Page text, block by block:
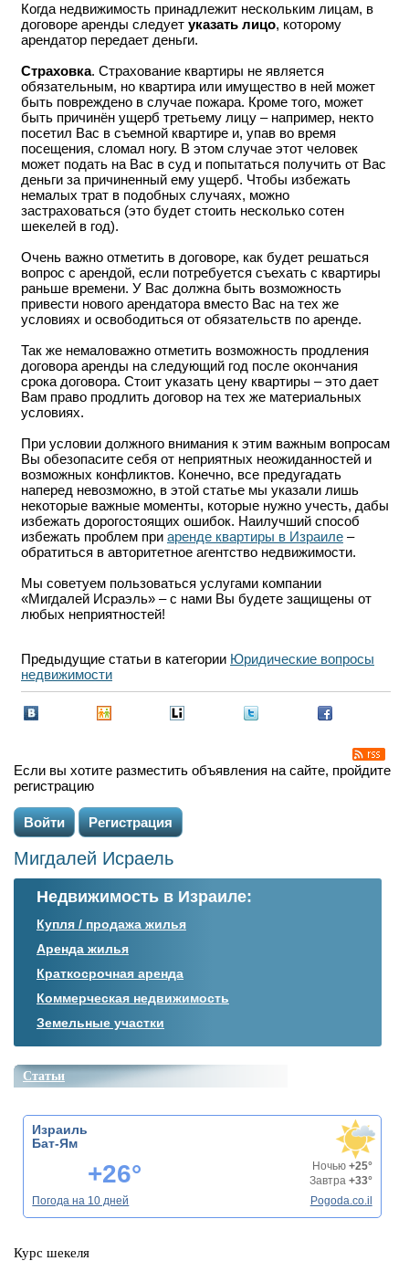
Когда недвижимость принадлежит нескольким лицам, в
договоре аренды следует указать лицо, которому
арендатор передает деньги.
Страховка. Страхование квартиры не является
обязательным, но квартира или имущество в ней может
быть повреждено в случае пожара. Кроме того, может
быть причинён ущерб третьему лицу – например, некто
посетил Вас в съемной квартире и, упав во время
посещения, сломал ногу. В этом случае этот человек
может подать на Вас в суд и попытаться получить от Вас
деньги за причиненный ему ущерб. Чтобы избежать
немалых трат в подобных случаях, можно
застраховаться (это будет стоить несколько сотен
шекелей в год).
Очень важно отметить в договоре, как будет решаться
вопрос с арендой, если потребуется съехать с квартиры
раньше времени. У Вас должна быть возможность
привести нового арендатора вместо Вас на тех же
условиях и освободиться от обязательств по аренде.
Так же немаловажно отметить возможность продления
договора аренды на следующий год после окончания
срока договора. Стоит указать цену квартиры – это дает
Вам право продлить договор на тех же материальных
условиях.
При условии должного внимания к этим важным вопросам
Вы обезопасите себя от неприятных неожиданностей и
возможных конфликтов. Конечно, все предугадать
наперед невозможно, в этой статье мы указали лишь
некоторые важные моменты, которые нужно учесть, дабы
избежать дорогостоящих ошибок. Наилучший способ
избежать проблем при аренде квартиры в Израиле –
обратиться в авторитетное агентство недвижимости.
Мы советуем пользоваться услугами компании
«Мигдалей Исраэль» – с нами Вы будете защищены от
любых неприятностей!
Предыдущие статьи в категории Юридические вопросы
недвижимости
Если вы хотите разместить объявления на сайте, пройдите
регистрацию
Войти Регистрация
Мигдалей Исраель
Недвижимость в Израиле:
Купля / продажа жилья
Аренда жилья
Краткосрочная аренда
Коммерческая недвижимость
Земельные участки
Статьи
Израиль
Бат-Ям
+26° Ночью +25°
Завтра +33°
Погода на 10 дней
Pogoda.co.il
Курс шекеля